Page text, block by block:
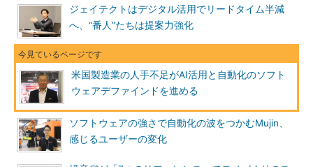
ジェイテクトはデジタル活用でリードタイム半減
へ、“番人”たちは提案力強化
米国製造業の人手不足がAI活用と自動化のソフト
ウェアデファインドを進める
ソフトウェアの強さで自動化の波をつかむMujin、
感じるユーザーの変化